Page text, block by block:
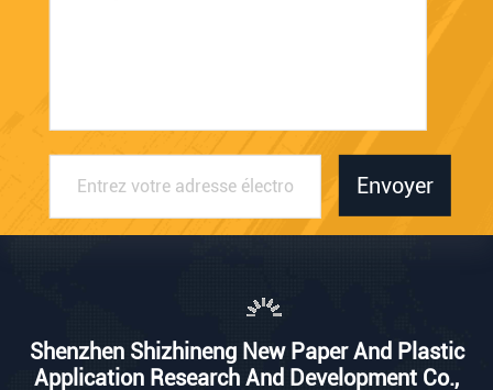
Envoyer
Shenzhen Shizhineng New Paper And Plastic
Application Research And Development Co.,